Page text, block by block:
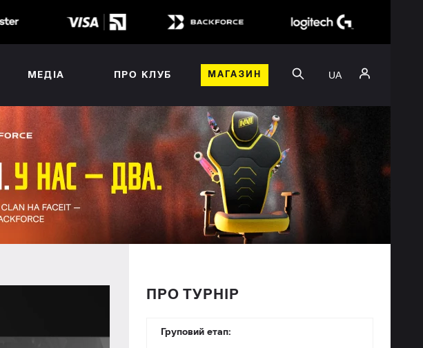
МЕДІА ПРО КЛУБ МАГАЗИН UA
ПРО ТУРНІР
Груповий етап: